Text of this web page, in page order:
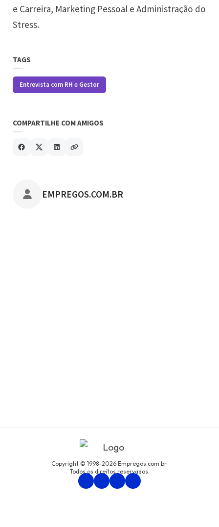
e Carreira, Marketing Pessoal e Administração do
Stress.
TAGS
Entrevista com RH e Gestor
COMPARTILHE COM AMIGOS
POSTADO POR
EMPREGOS.COM.BR
Copyright © 1998-2026 Empregos.com.br.
Todos os direitos reservados.